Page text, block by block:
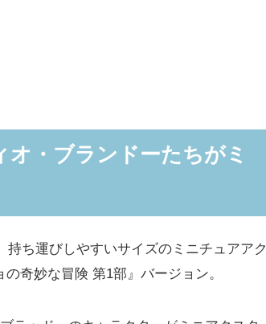
・ブランドーたちがミ
ち運びしやすいサイズのミニチュアアク
奇妙な冒険 第1部』バージョン。